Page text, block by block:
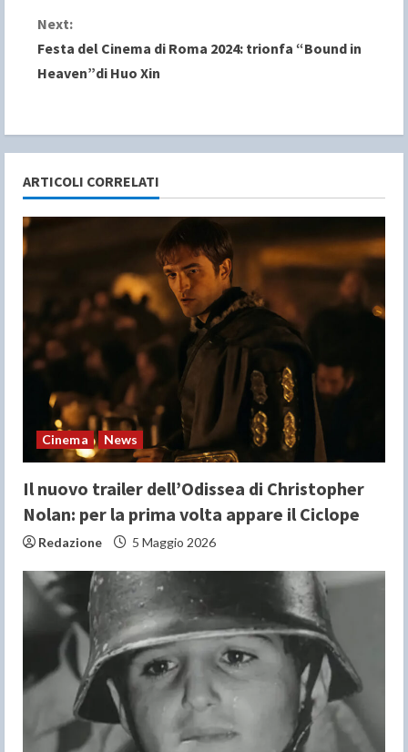
n
t
n
u
e
a
d
n
g
Next:
Festa del Cinema di Roma 2024: trionfa “Bound in
Heaven”di Huo Xin
ARTICOLI CORRELATI
Cinema News
Il nuovo trailer dell’Odissea di Christopher
Nolan: per la prima volta appare il Ciclope
Redazione 5 Maggio 2026